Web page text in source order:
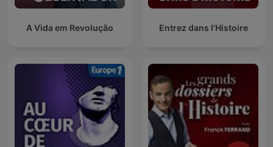
A Vida em Revolução Entrez dans l'Histoire